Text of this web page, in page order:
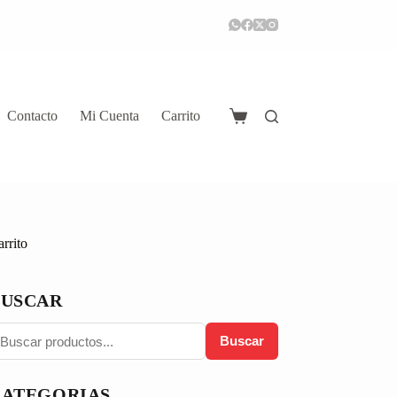
Contacto Mi Cuenta Carrito
Carro
Buscar